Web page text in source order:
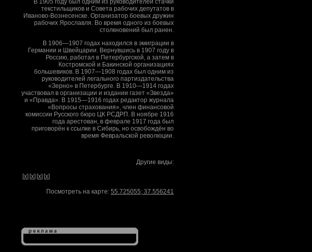
В 1905 году был одним из руководителей стачки
текстильщиков и Совета рабочих депутатов в
Иваново-Вознесенске. Организатор боевых дружин
рабочих Ярославля. Во время одного из боевых
столкновений был ранен.
В 1906—1907 годах находился в эмиграции в
Германии и Швейцарии. Вернувшись в 1907 году в
Россию, работал в Петербургской, а затем в
Костромской и Бакинской организациях
большевиков. В 1907—1908 годах был одним из
руководителей легального партиздательства
«Зерно» в Петербурге. В 1910—1914 годах
участвовал в организации и издании газет «Звезда»
и «Правда». В 1915—1916 годах редактор журнала
«Вопросы страхования», член финансовой
комиссии Русского бюро ЦК РСДРП. В ноябре 1916
года арестован, в феврале 1917 года был
приговорён к ссылке в Сибирь, но освобождён во
время Февральской революции.
Другие виды:
[x] [x] [x] [x]
Посмотреть на карте: 55.725055; 37.556241